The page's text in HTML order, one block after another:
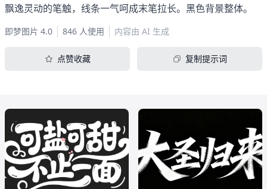
飘逸灵动的笔触，线条一气呵成末笔拉长。黑色背景整体。
即梦图片 4.0 846 人使用 内容由 AI 生成
点赞收藏 复制提示词